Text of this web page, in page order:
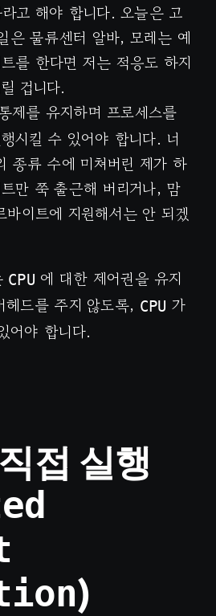
고 해야 합니다. 오늘은 고
은 물류센터 알바, 모레는 예
를 한다면 저는 적응도 하지
겁니다.
제를 유지하며 프로세스를
시킬 수 있어야 합니다. 너
종류 수에 미쳐버린 제가 하
만 쭉 출근해 버리거나, 맘
바이트에 지원해서는 안 되겠
CPU 에 대한 제어권을 유지
헤드를 주지 않도록, CPU 가
어야 합니다.
접 실행
)